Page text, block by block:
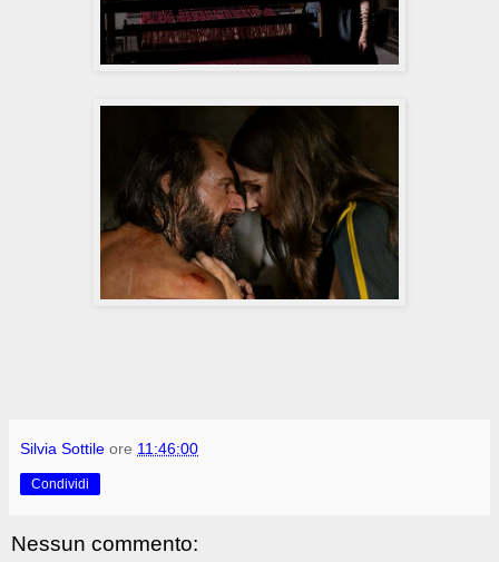
Silvia Sottile ore 11:46:00
Condividi
Nessun commento: